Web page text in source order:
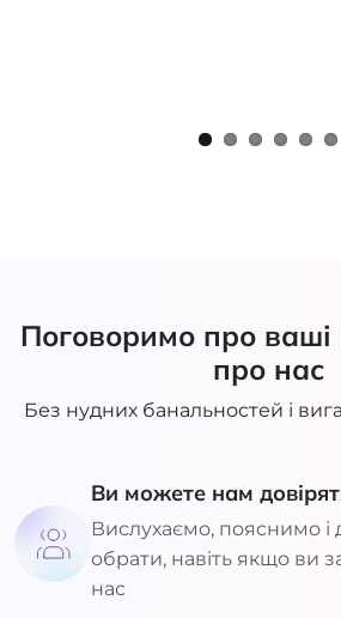
Поговоримо про ваші
про нас
Без нудних банальностей і
Ви можете нам
Вислухаємо, пояснимо
обрати, навіть якщо ви
нас